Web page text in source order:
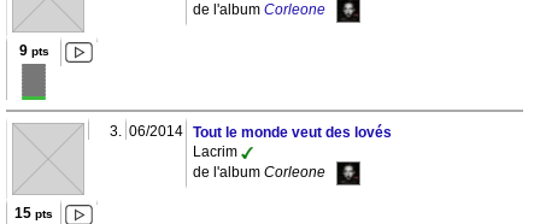
de l'album Corleone
9pts
3. 06/2014 Tout le monde veut des lovés
Lacrim
de l'album Corleone
15 pts